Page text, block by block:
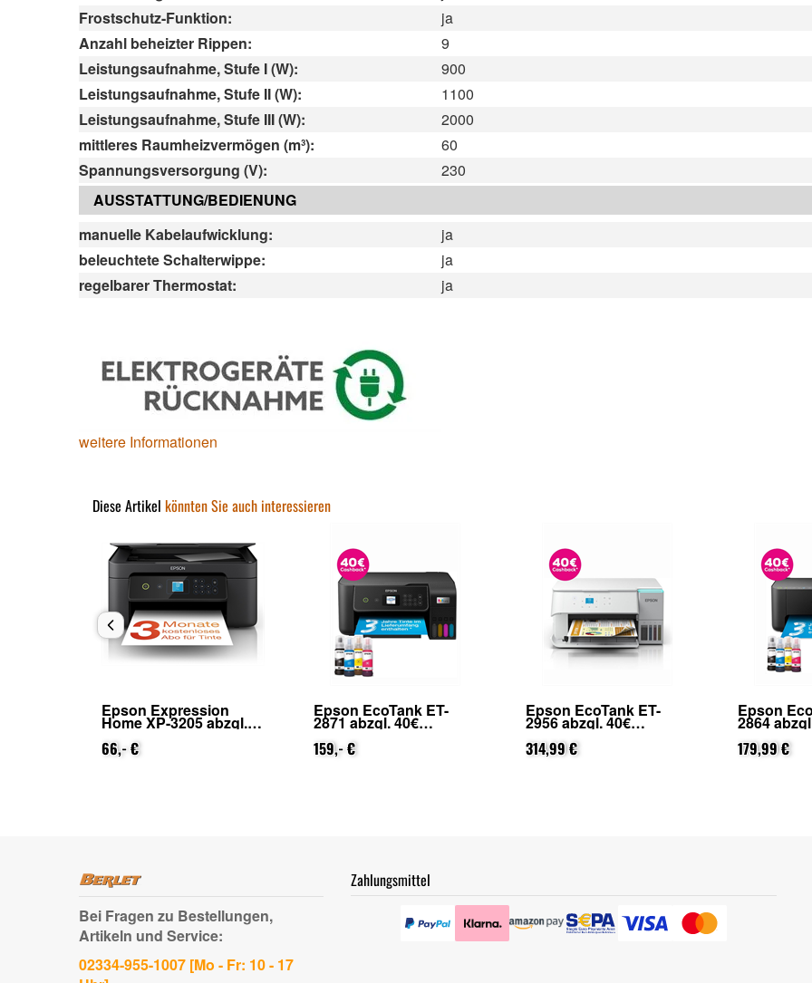
Frostschutz-Funktion:
ja
Anzahl beheizter Rippen:
9
Leistungsaufnahme, Stufe I (W):
900
Leistungsaufnahme, Stufe II (W):
1100
Leistungsaufnahme, Stufe III (W):
2000
mittleres Raumheizvermögen (m³):
60
Spannungsversorgung (V):
230
AUSSTATTUNG/BEDIENUNG
manuelle Kabelaufwicklung:
ja
beleuchtete Schalterwippe:
ja
regelbarer Thermostat:
ja
weitere Informationen
Diese Artikel könnten Sie auch interessieren
Epson Expression
Home XP-3205 abzgl.
25€ Cashback (von
Epson nach
Registrierung)
66,- €
Epson EcoTank ET-
2871 abzgl. 40€
Cashback (von Epson
nach Registrierung)
159,- €
Epson EcoTank ET-
2956 abzgl. 40€
Cashback (von Epson
nach Registrierung)
314,99 €
Epson
2864
nach
179,99 €
Bei Fragen zu Bestellungen,
Artikeln und Service:
02334-955-1007 [Mo - Fr: 10 - 17
Zahlungsmittel